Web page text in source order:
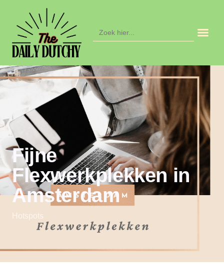
naar:
Fijne
Flexwerkplekken in
Amsterdam
Hotspots